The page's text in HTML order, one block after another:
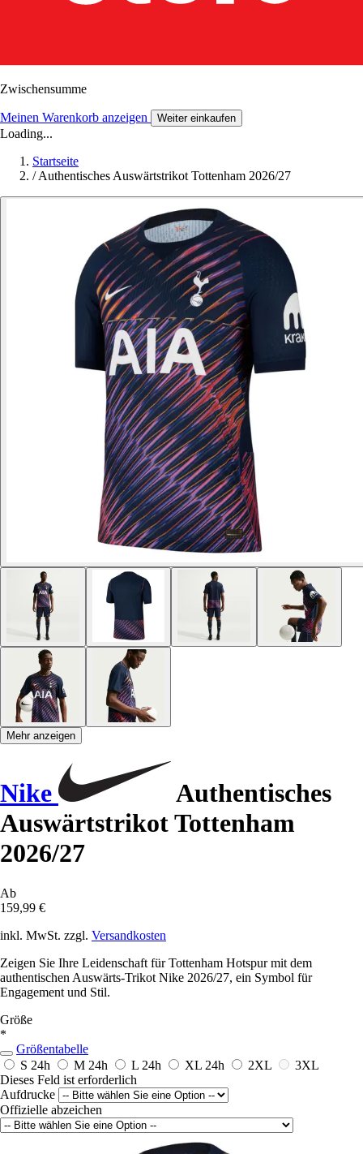
Zwischensumme
Meinen Warenkorb anzeigen Weiter einkaufen
Loading...
Startseite
/ Authentisches Auswärtstrikot Tottenham 2026/27
Mehr anzeigen
Nike
Authentisches
Auswärtstrikot Tottenham
2026/27
Ab
159,99 €
inkl. MwSt. zzgl. Versandkosten
Zeigen Sie Ihre Leidenschaft für Tottenham Hotspur mit dem
authentischen Auswärts-Trikot Nike 2026/27, ein Symbol für
Engagement und Stil.
Größe
*
Größentabelle
S 24h M 24h L 24h XL 24h 2XL
3XL
Dieses Feld ist erforderlich
Aufdrucke
Offizielle abzeichen